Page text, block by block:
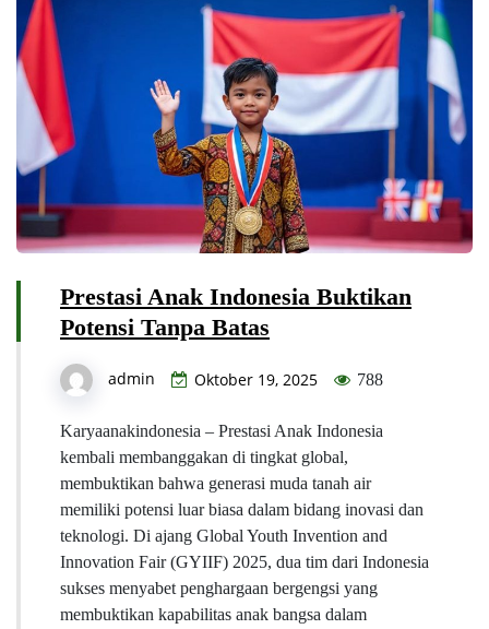
Prestasi Anak Indonesia Buktikan
Potensi Tanpa Batas
admin Oktober 19, 2025 788
Karyaanakindonesia – Prestasi Anak Indonesia
kembali membanggakan di tingkat global,
membuktikan bahwa generasi muda tanah air
memiliki potensi luar biasa dalam bidang inovasi dan
teknologi. Di ajang Global Youth Invention and
Innovation Fair (GYIIF) 2025, dua tim dari Indonesia
sukses menyabet penghargaan bergengsi yang
membuktikan kapabilitas anak bangsa dalam